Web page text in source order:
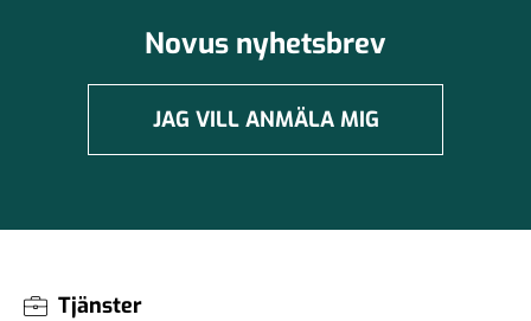
Novus nyhetsbrev
JAG VILL ANMÄLA MIG
Tjänster